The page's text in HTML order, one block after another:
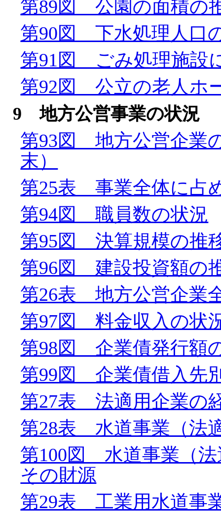
第89図 公園の面積の
第90図 下水処理人口
第91図 ごみ処理施設
第92図 公立の老人ホ
9 地方公営事業の状況
第93図 地方公営企業
末）
第25表 事業全体に占
第94図 職員数の状況
第95図 決算規模の推
第96図 建設投資額の
第26表 地方公営企業
第97図 料金収入の状
第98図 企業債発行額
第99図 企業債借入先
第27表 法適用企業の
第28表 水道事業（法
第100図 水道事業（法
その財源
第29表 工業用水道事